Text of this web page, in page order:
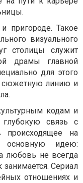
пригороде. Такое
визуального
столицы служит
драмы главной
для этого
сюжетную линию и
кодам и
связь с
происходящее на
основную идею:
любовь не всегда
занимается. Сериал
отношениях и